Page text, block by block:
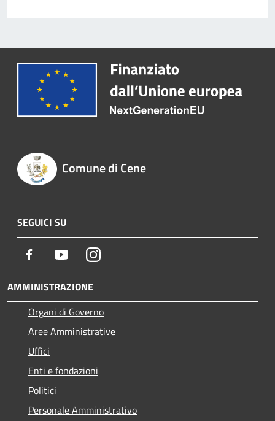
Comune di Cene
SEGUICI SU
Facebook YoutubeInstagram
AMMINISTRAZIONE
Organi di Governo
Aree Amministrative
Uffici
Enti e fondazioni
Politici
Personale Amministrativo